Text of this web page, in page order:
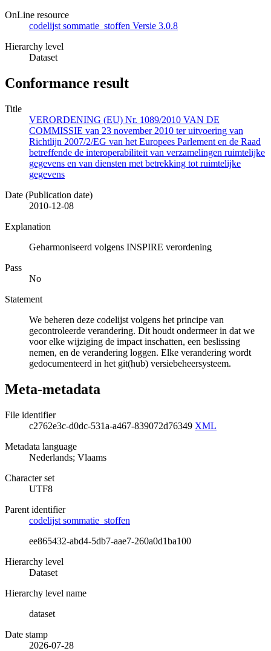
OnLine resource
codelijst sommatie_stoffen Versie 3.0.8
Hierarchy level
Dataset
Conformance result
Title
VERORDENING (EU) Nr. 1089/2010 VAN DE
COMMISSIE van 23 november 2010 ter uitvoering van
Richtlijn 2007/2/EG van het Europees Parlement en de Raad
betreffende de interoperabiliteit van verzamelingen ruimtelijke
gegevens en van diensten met betrekking tot ruimtelijke
gegevens
Date (Publication date)
2010-12-08
Explanation
Geharmoniseerd volgens INSPIRE verordening
Pass
No
Statement
We beheren deze codelijst volgens het principe van
gecontroleerde verandering. Dit houdt ondermeer in dat we
voor elke wijziging de impact inschatten, een beslissing
nemen, en de verandering loggen. Elke verandering wordt
gedocumenteerd in het git(hub) versiebeheersysteem.
Meta-metadata
File identifier
c2762e3c-d0dc-531a-a467-839072d76349 XML
Metadata language
Nederlands; Vlaams
Character set
UTF8
Parent identifier
codelijst sommatie_stoffen
ee865432-abd4-5db7-aae7-260a0d1ba100
Hierarchy level
Dataset
Hierarchy level name
dataset
Date stamp
2026-07-28